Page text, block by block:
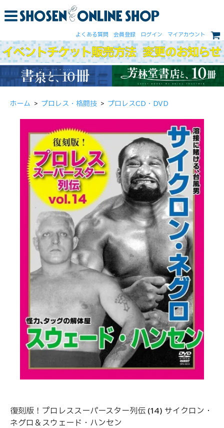
よくある質問 会員登録 ログイン マイアカウント
ホーム > プロレス・格闘技 > プロレスCD・DVD
復刻版！プロレススーパースター列伝 (14) サイクロン・
ネグロ＆スウェード・ハンセン